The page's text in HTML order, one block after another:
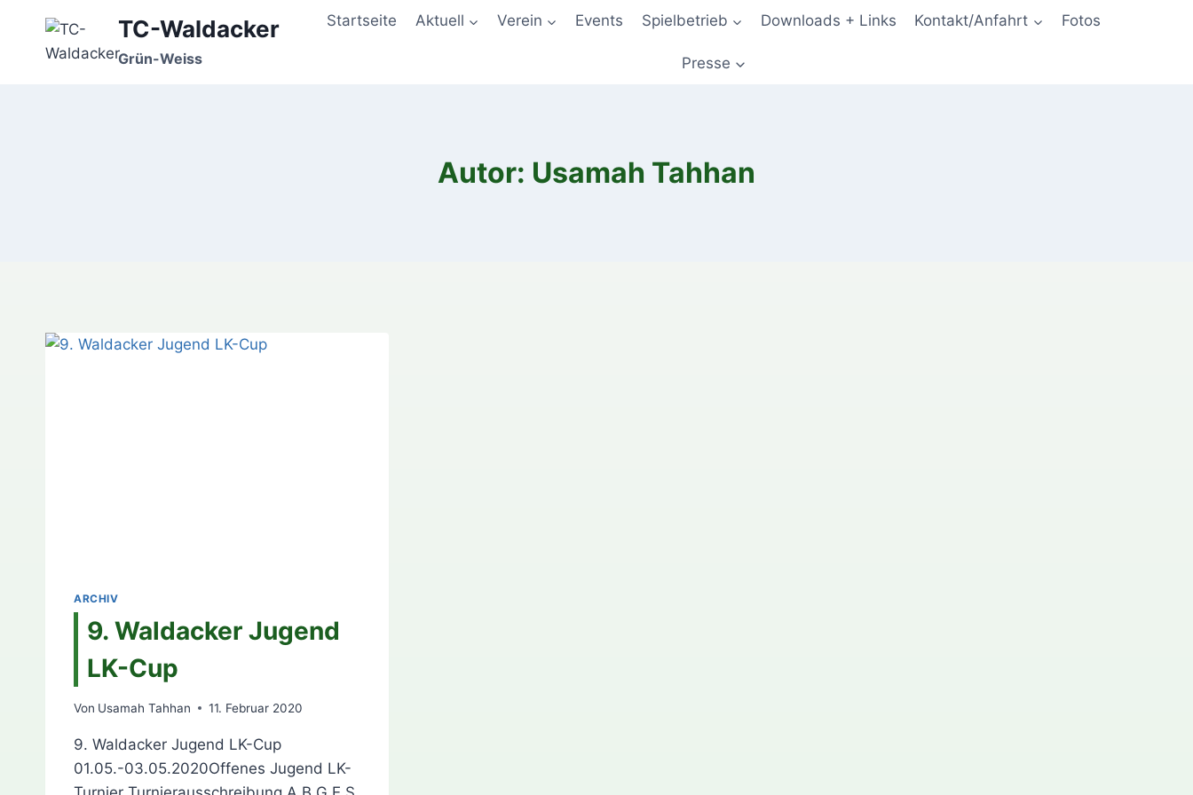
springen
TC-Waldacker
Grün-Weiss
Startseite Aktuell Verein Events Spielbetrieb Downloads + Links Kontakt/Anfahrt Fotos
Presse
Autor: Usamah Tahhan
ARCHIV
9. Waldacker Jugend
LK-Cup
Von Usamah Tahhan 11. Februar 2020
9. Waldacker Jugend LK-Cup
01.05.-03.05.2020Offenes Jugend LK-